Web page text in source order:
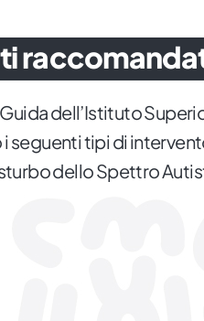
dell’Istituto
seguenti tipi di
dello Spettro